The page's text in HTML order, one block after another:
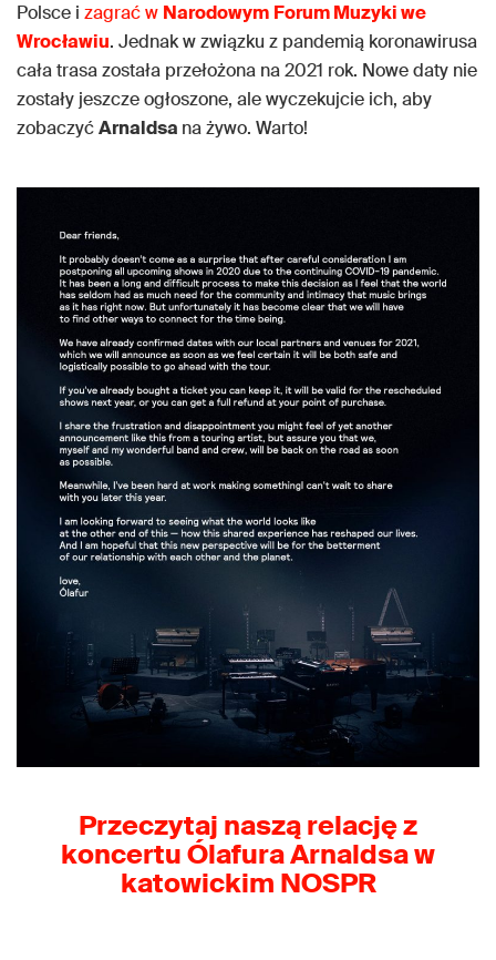
Polsce i zagrać w Narodowym Forum Muzyki we
Wrocławiu. Jednak w związku z pandemią koronawirusa
cała trasa została przełożona na 2021 rok. Nowe daty nie
zostały jeszcze ogłoszone, ale wyczekujcie ich, aby
zobaczyćArnaldsa na żywo. Warto!
Przeczytaj naszą relację z
koncertu Ólafura Arnaldsa w
katowickim NOSPR